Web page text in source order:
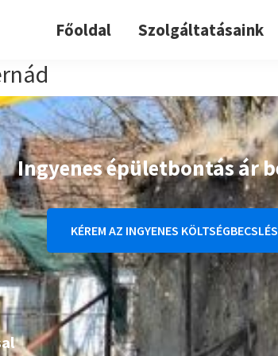
Főoldal Szolgáltatásaink
Ingyenes épületbontás ár
KÉREM AZ INGYENES